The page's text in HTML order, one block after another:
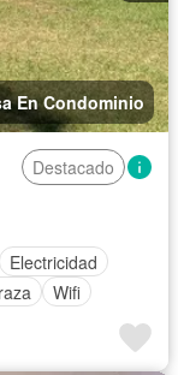
En Condominio
Destacado
Electricidad
Wifi